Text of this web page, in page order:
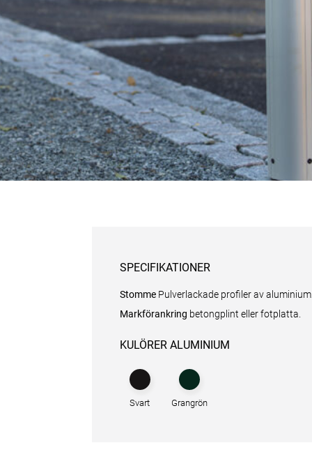
SPECIFIKATIONER
Stomme Pulverlackade profiler av aluminium.
Markförankring betongplint eller fotplatta.
KULÖRER ALUMINIUM
Svart Grangrön